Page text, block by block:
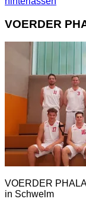
VOERDER
VOERDER
in Schwelm